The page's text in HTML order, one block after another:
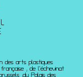
des arts plastiques
; de l’échevinat
;du Palais des